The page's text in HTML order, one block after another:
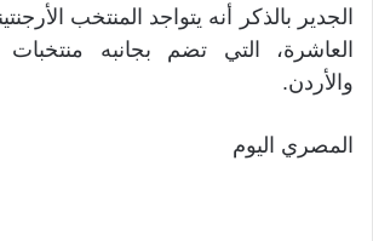
الجدير بالذكر أنه يتواجد المنتخب
العاشرة، التي تضم بجانبه منتخبات
والأردن.
المصري اليوم